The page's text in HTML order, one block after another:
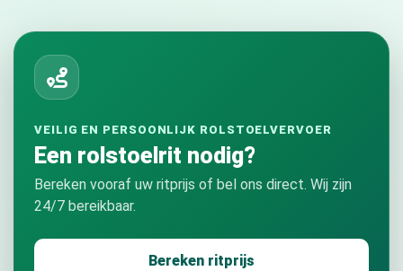
VEILIG EN PERSOONLIJK ROLSTOELVERVOER
Een rolstoelrit nodig?
Bereken vooraf uw ritprijs of bel ons direct. Wij zijn
24/7 bereikbaar.
Bereken ritprijs